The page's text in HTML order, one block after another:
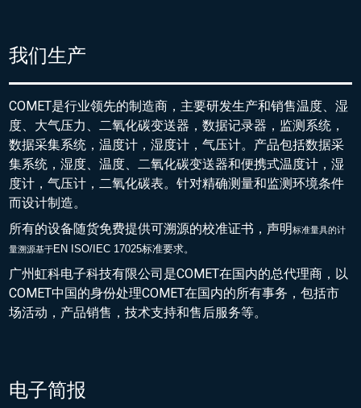
我们生产
COMET是行业领先的制造商，主要研发生产和销售温度、湿
度、大气压力、二氧化碳变送器，数据记录器，监测系统，
数据采集系统，温度计，湿度计，气压计。产品包括数据采
集系统，湿度、温度、二氧化碳变送器和便携式温度计，湿
度计，气压计，二氧化碳表。针对精确测量和监测环境条件
而设计制造。
所有的设备随货免费提供可溯源的校准证书，声明标准量具的计
量溯源基于EN ISO/IEC 17025标准要求。
广州虹科电子科技有限公司是COMET在国内的总代理商，以
COMET中国的身份处理COMET在国内的所有事务，包括市
场活动，产品销售，技术支持和售后服务等。
电子简报